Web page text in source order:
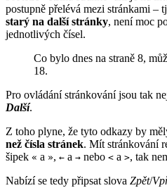
postupně přelévá mezi stránkami –
starý na další stránky, není moc
jednotlivých čísel.
Co bylo dnes na straně 8,
18.
Pro ovládání stránkování jsou tak
Další.
Z toho plyne, že tyto odkazy by
než čísla stránek. Mít stránkování
šipek « a », ← a → nebo < a >, tak
Nabízí se tedy připsat slova Zpět/